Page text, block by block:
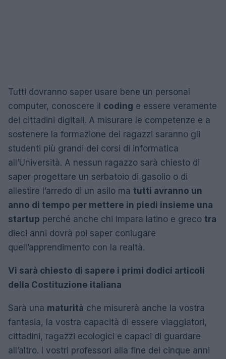
Tutti dovranno saper usare bene un personal
computer, conoscere il coding e essere veramente
dei cittadini digitali. A misurare le competenze e a
sostenere la formazione dei ragazzi saranno gli
studenti più grandi dei corsi di informatica
all’Università. A nessun ragazzo sarà chiesto di
saper progettare un serbatoio di gasolio o di
allestire l’arredo di un asilo ma tutti avranno un
anno di tempo per mettere in piedi insieme una
startup perché anche chi impara latino e greco tra
dieci anni dovrà poi saper coniugare
quell’apprendimento con la realtà.
Vi sarà chiesto di sapere i primi dodici articoli
della Costituzione italiana
Sarà una maturità che misurerà anche la vostra
fantasia, la vostra capacità di essere viaggiatori,
cittadini, ragazzi ecologici e capaci di guardare
all’altro. I vostri professori alla fine dei cinque anni